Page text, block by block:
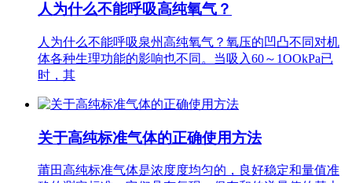
人为什么不能呼吸高纯氧气？
人为什么不能呼吸泉州高纯氧气？氧压的凹凸不同对机
体各种生理功能的影响也不同。当吸入60～1OOkPa已
时，其
关于高纯标准气体的正确使用方法
莆田高纯标准气体是浓度度均匀的，良好稳定和量值准